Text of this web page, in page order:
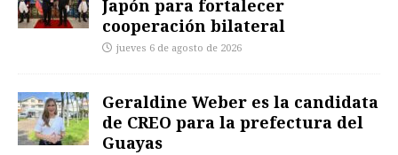
Japón para fortalecer
cooperación bilateral
jueves 6 de agosto de 2026
Geraldine Weber es la candidata
de CREO para la prefectura del
Guayas